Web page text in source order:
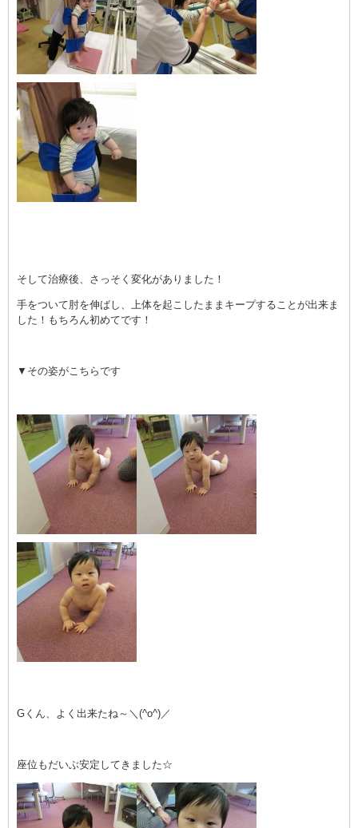
そして治療後、さっそく変化がありました！
手をついて肘を伸ばし、上体を起こしたままキープすることが出来ま
した！もちろん初めてです！
▼その姿がこちらです
Gくん、よく出来たね～＼(^o^)／
座位もだいぶ安定してきました☆